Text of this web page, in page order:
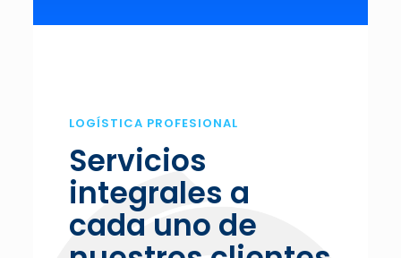
LOGÍSTICA PROFESIONAL
Servicios
integrales a
cada uno de